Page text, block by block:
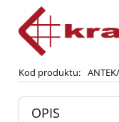
Kod produktu:
OPIS